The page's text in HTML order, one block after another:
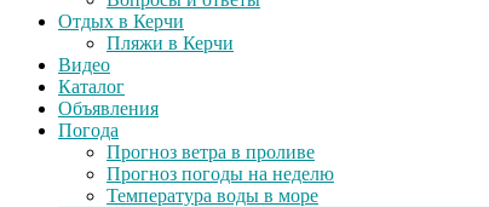
Отдых в Керчи
Пляжи в Керчи
Видео
Каталог
Объявления
Погода
Прогноз ветра в проливе
Прогноз погоды на неделю
Температура воды в море